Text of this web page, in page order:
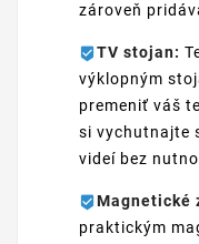
zároveň
TV stojan:
výklopným
premeniť váš
si vychutnajte
videí bez
Magnetické
praktickým